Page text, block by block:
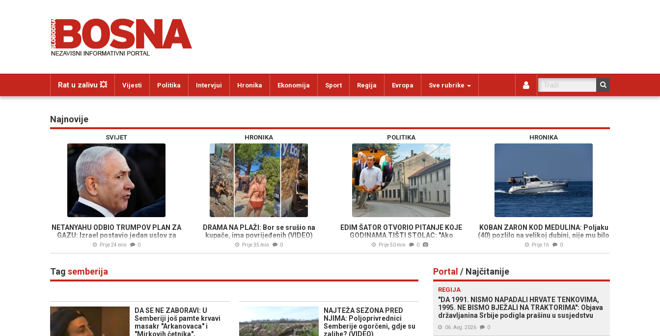
Rat u zalivu 💥 Vijesti Politika Intervjui Hronika Ekonomija Sport Regija Evropa Sve rubrike
Najnovije
SVIJET
NETANYAHU ODBIO TRUMPOV PLAN ZA
GAZU: Izrael postavio jedan uslov za
povlačenje svojih snaga
Prije 24 min 0
HRONIKA
DRAMA NA PLAŽI: Bor se srušio na
kupače, ima povrijeđenih (VIDEO)
Prije 35 min 0
POLITIKA
EDIM ŠATOR OTVORIO PITANJE KOJE
GODINAMA TIŠTI STOLAC: "Ako
Bošnjaci čine manje od 10 posto
Prije 50 min 0
HRONIKA
KOBAN ZARON KOD MEDULINA: Poljaku
(40) pozlilo na velikoj dubini, nije mu bilo
spasa
Prije 1h 0
Tag semberija
DA SE NE ZABORAVI: U
Semberiji još pamte krvavi
masakr "Arkanovaca" i
"Mirkovih četnika",
NAJTEŽA SEZONA PRED
NJIMA: Poljoprivrednici
Semberije ogorčeni, gdje su
zalihe? (VIDEO)
Portal / Najčitanije
REGIJA
"DA 1991. NISMO NAPADALI HRVATE TENKOVIMA,
1995. NE BISMO BJEŽALI NA TRAKTORIMA": Objava
državljanina Srbije podigla prašinu u susjedstvu
06. Avg. 2026 0